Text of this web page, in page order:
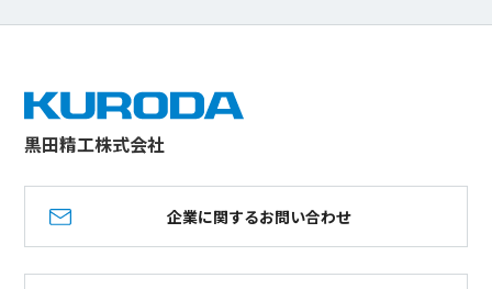
黒田精工株式会社
企業に関するお問い合わせ